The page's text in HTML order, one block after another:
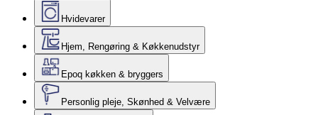
Hvidevarer
Hjem, Rengøring & Køkkenudstyr
Epoq køkken & bryggers
Personlig pleje, Skønhed & Velvære